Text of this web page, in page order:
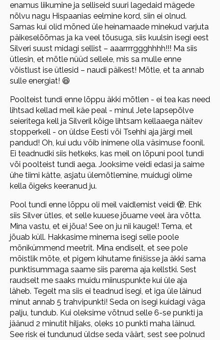
enamus liikumine ja selliseid suuri lagedaid mägede
nõlvu nagu Hispaanias eelmine kord, siin ei olnud.
Samas kui olid mõned üle heinamaade minekud varjuta
päikeselõõmas ja ka veel tõusuga, siis kuulsin isegi eest
Silveri suust midagi sellist – aaarrrrggghhhh!!! Ma siis
ütlesin, et mõtle nüüd sellele, mis sa mulle enne
võistlust ise ütlesid – naudi päikest! Mõtle, et ta annab
sulle energiat! 😆
Poolteist tundi enne lõppu äkki mõtlen - ei tea kas need
lihtsad kellad meil käe peal - minul Jete lapsepõlve
seieritega kell ja Silveril kõige lihtsam kellaaega näitev
stopperkell - on üldse Eesti või Tsehhi aja järgi meil
pandud! Oh, kui udu võib inimene olla väsimuse foonil.
Ei teadnudki siis hetkeks, kas meil on lõpuni pool tundi
või poolteist tundi aega. Jooksime veidi edasi ja saime
ühe tiimi kätte, asjatu ülemõtlemine, muidugi olime
kella õigeks keeranud ju.
Pool tundi enne lõppu oli meil vaidlemist veidi 🫣. Ehk
siis Silver ütles, et selle kuuese jõuame veel ära võtta.
Mina vastu, et ei jõua! See on ju nii kaugel! Tema, et
jõuab küll. Hakkasime minema isegi selle poole
mõnikümmend meetrit. Mina endiselt, et see pole
mõistlik mõte, et pigem kihutame finišisse ja äkki sama
punktisummaga saame siis parema aja kellstki. Sest
raudselt me saaks muidu miinuspunkte kui üle aja
läheb. Tegelt ma siis ei teadnud isegi, et iga üle läinud
minut annab 5 trahvipunkti! Seda on isegi kuidagi väga
palju, tundub. Kui oleksime võtnud selle 6-se punkti ja
jäänud 2 minutit hiljaks, oleks 10 punkti maha läinud.
See risk ei tundunud üldse seda väärt, sest see polnud